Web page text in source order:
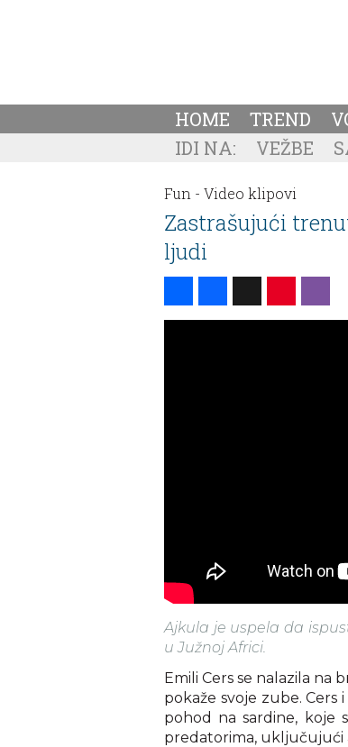
HOME TREND
IDI NA:
VEŽBE
Fun - Video klipovi
Zastrašujući
ljudi
Ajkula je uspela da
u Južnoj Africi.
Emili Cers se nalazila na
pokaže svoje zube.
pohod na sardine, koje
predatorima, uključujući